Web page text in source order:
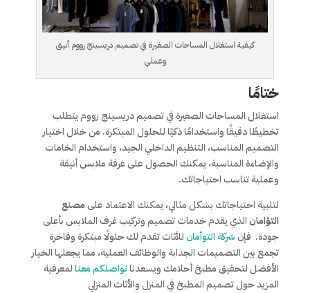
كيفية استغلال المساحات الصغيرة في تصميم دريسينج رووم أنيق
وعملي
ختامًا
استغلال المساحات الصغيرة في تصميم دريسينج رووم يتطلب
تخطيطًا دقيقًا واستخدامًا ذكيًا للحلول المبتكرة. من خلال اختيار
التصميم المناسب، التنظيم الداخلي الجيد، واستخدام الخامات
والإضاءة المناسبة، يمكنك الحصول على غرفة ملابس أنيقة
وعملية تناسب احتياجاتك.
لتلبية احتياجاتك بشكل مثالي، يمكنك الاعتماد على مصنع
التؤامانالذي يقدم خدمات تصميم وتركيب غرف الملابس بأعلى
جودة. فإن شركة التوأمانللأثاث تقدم لك حلولًا مبتكرة وفاخرة
تجمع بين التصميمات الجذابة والوظائف العملية، مما يجعلها الخيار
الأفضل لتحقيق مطبخ أحلامك ويسعدناتواصلكم معنالمعرفية
المزيد حول تصميم المطبخ في المنزل والأثاث المنزلي